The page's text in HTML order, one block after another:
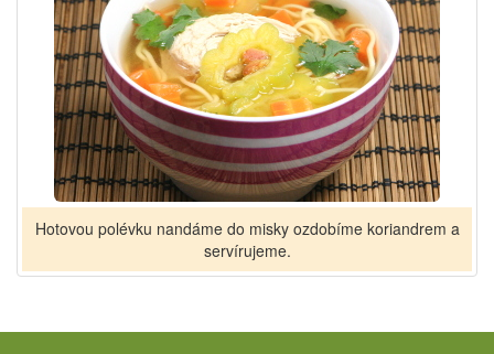
Hotovou polévku nandáme do misky ozdobíme koriandrem a
servírujeme.